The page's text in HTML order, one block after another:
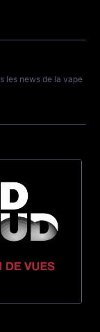
les news de la vape